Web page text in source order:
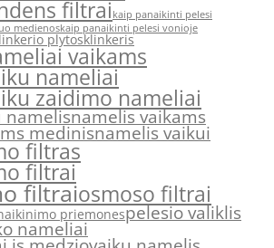
filtraikaip panaikinti pelesi
medienoskaip panaikinti pelesi vonioje
plytosklinkeris
vaikams
nameliai
zaidimo nameliai
namelisnamelis vaikams
medinisnamelis vaikui
filtras
filtrai
filtraiosmoso filtrai
priemonespelesio valiklis
nameliai